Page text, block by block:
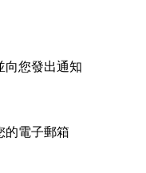
向您發出通知
的電子郵箱